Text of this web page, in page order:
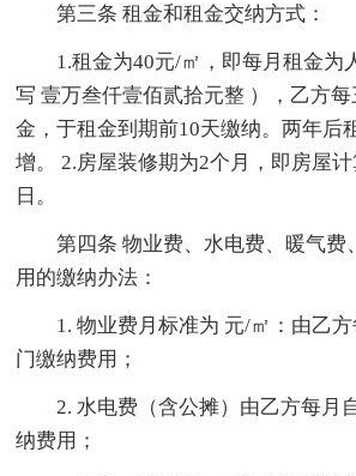
第三条 租金和租金交纳方式：
1.租金为40元/㎡，即每月租金为
写 壹万叁仟壹佰贰拾元整 ），乙方
金，于租金到期前10天缴纳。两年后
增。 2.房屋装修期为2个月，即房屋计
日。
第四条 物业费、水电费、暖气费
用的缴纳办法：
1. 物业费月标准为 元/㎡：由乙
门缴纳费用；
2. 水电费（含公摊）由乙方每月
纳费用；